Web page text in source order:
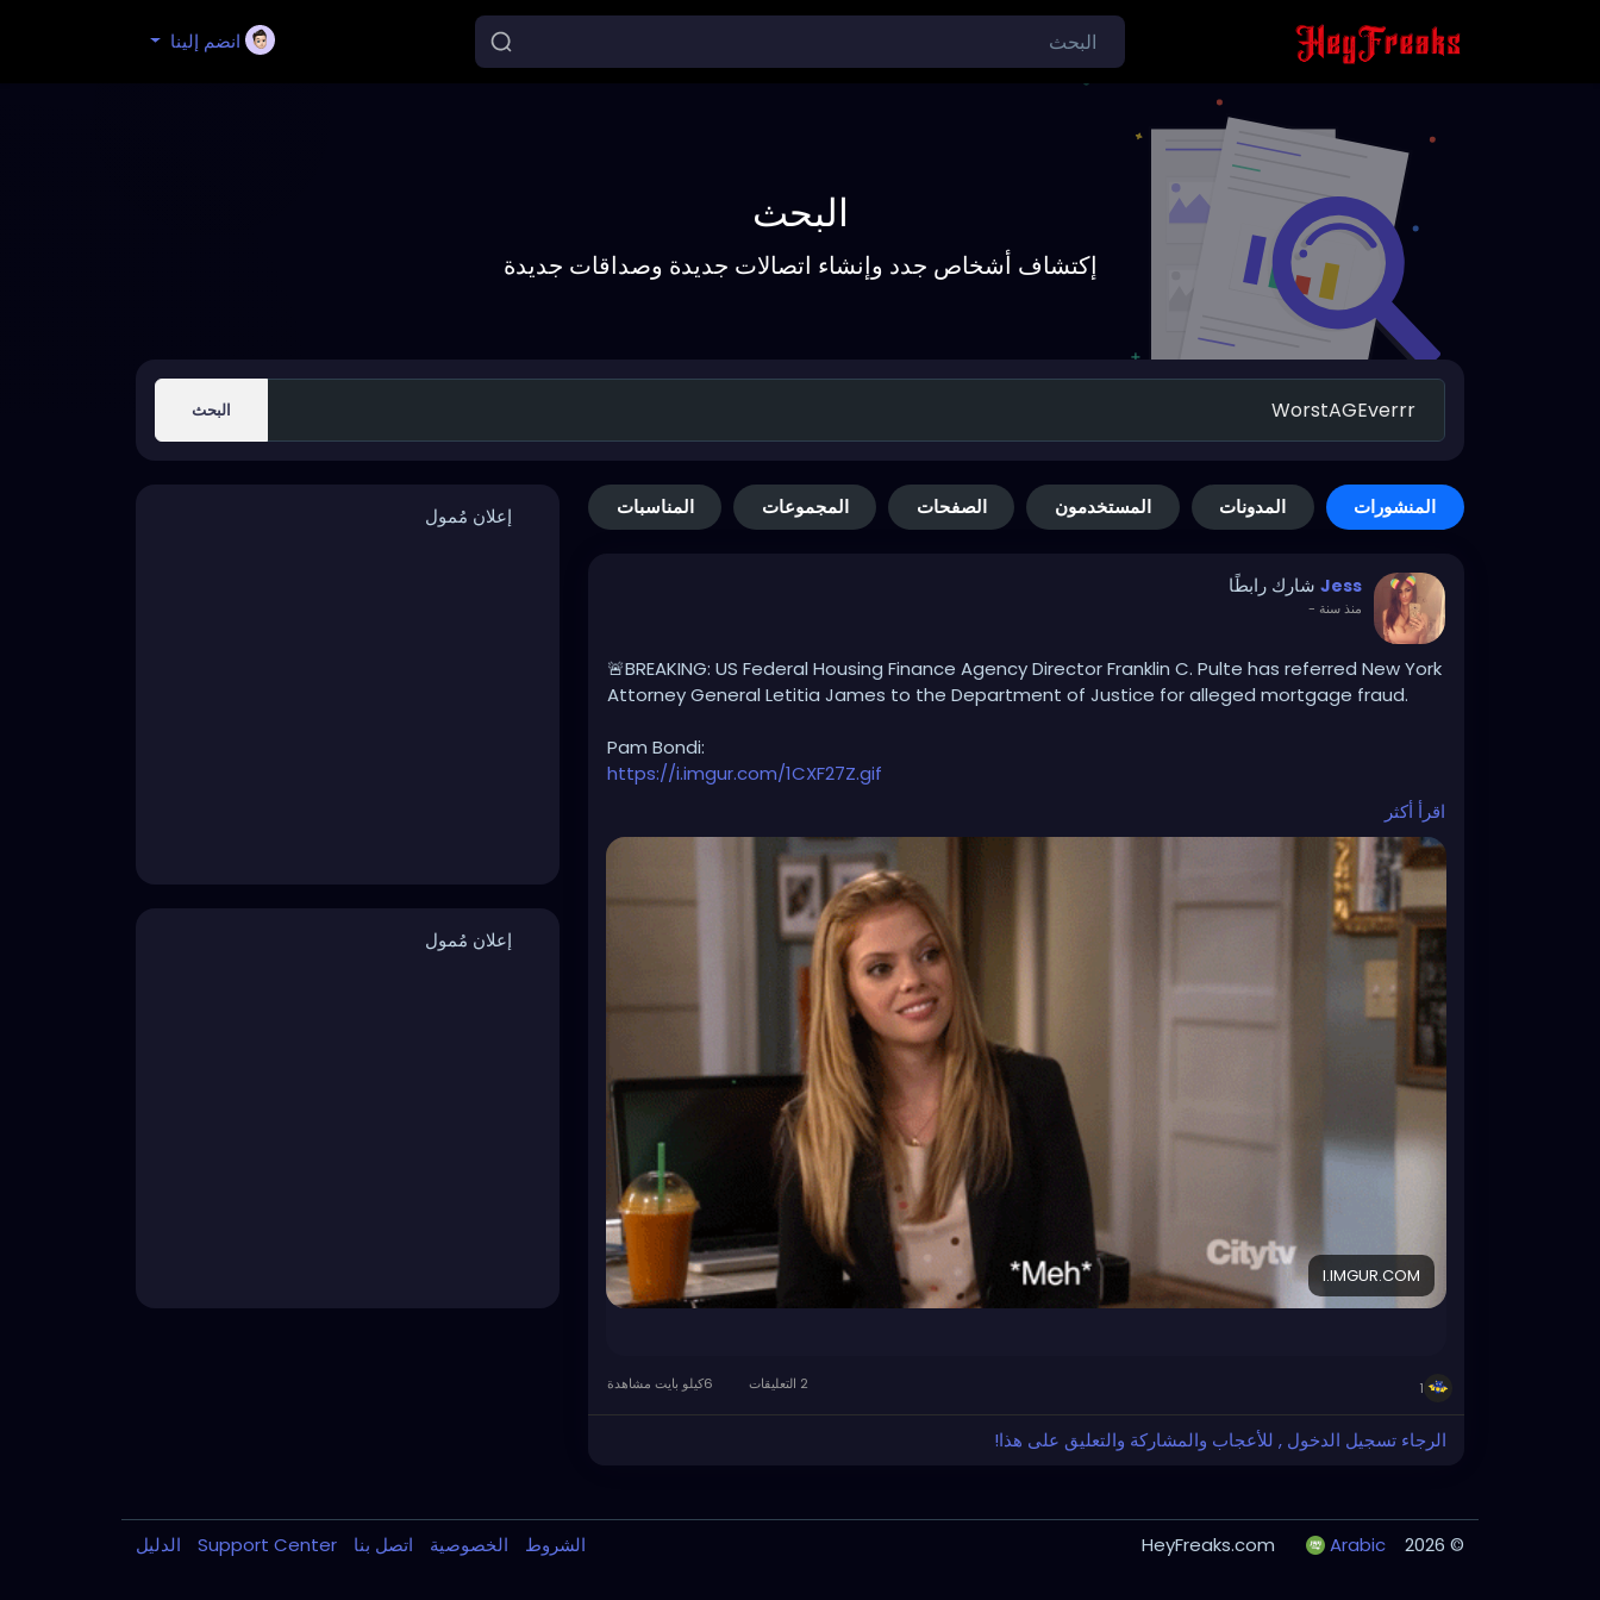
انضم إلينا
البحث
إكتشاف أشخاص جدد وإنشاء اتصالات جديدة وصداقات جديدة
البحث
المنشورات المدونات المستخدمون الصفحات المجموعات المناسبات
Jess شارك رابطًا
منذ سنة -
🚨BREAKING: US Federal Housing Finance Agency Director Franklin C. Pulte has referred New York
Attorney General Letitia James to the Department of Justice for alleged mortgage fraud.
Pam Bondi:
https://i.imgur.com/1CXF27Z.gif
اقرأ أكثر
I.IMGUR.COM
1
الرجاء تسجيل الدخول , للأعجاب والمشاركة والتعليق على هذا!
إعلان مُمول
إعلان مُمول
© 2026 HeyFreaks.com
Arabic الشروط الخصوصية اتصل بنا Support Center الدليل